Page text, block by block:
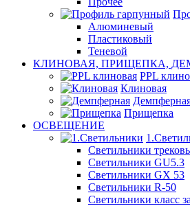
Алюминевый
Пластиковый
Теневой
КЛИНОВАЯ, ПРИЩЕПКА,
PPL
Клиновая
Прищепка
ОСВЕЩЕНИЕ
Светильники
Светильники GU5.3
Светильники GX 53
Светильники R-50
Светильники класс